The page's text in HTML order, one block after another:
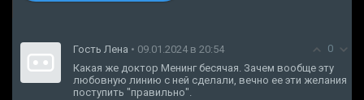
0
Гость Лена • 09.01.2024 в 20:54
Какая же доктор Менинг бесячая. Зачем вообще эту
любовную линию с ней сделали, вечно ее эти желания
поступить "правильно".